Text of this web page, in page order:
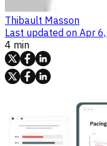
Thibault Masson
Last updated on Apr
4 min